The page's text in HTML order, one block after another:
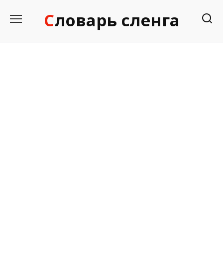
Словарь сленга